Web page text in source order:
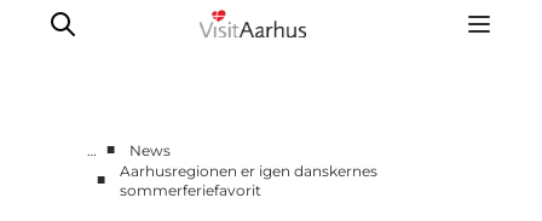
Corporate
… ■
News
■
Aarhusregionen er igen danskernes
sommerferiefavorit